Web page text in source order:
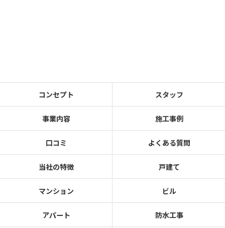
コンセプト スタッフ
事業内容 施工事例
口コミ よくある質問
当社の特徴 戸建て
マンション ビル
アパート 防水工事